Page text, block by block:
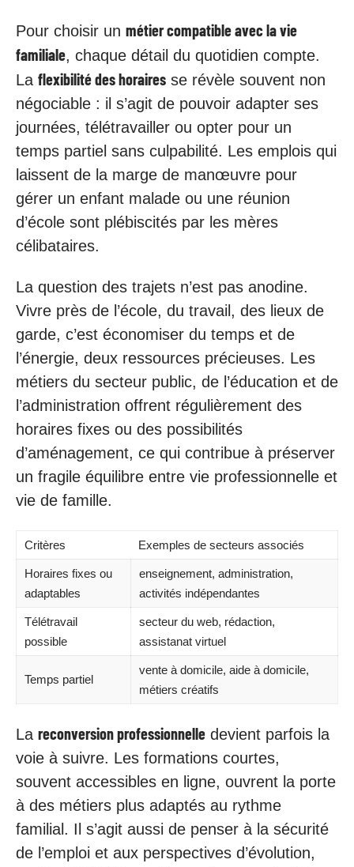
Pour choisir un métier compatible avec la vie
familiale, chaque détail du quotidien compte.
La flexibilité des horaires se révèle souvent non
négociable : il s’agit de pouvoir adapter ses
journées, télétravailler ou opter pour un
temps partiel sans culpabilité. Les emplois qui
laissent de la marge de manœuvre pour
gérer un enfant malade ou une réunion
d’école sont plébiscités par les mères
célibataires.
La question des trajets n’est pas anodine.
Vivre près de l’école, du travail, des lieux de
garde, c’est économiser du temps et de
l’énergie, deux ressources précieuses. Les
métiers du secteur public, de l’éducation et de
l’administration offrent régulièrement des
horaires fixes ou des possibilités
d’aménagement, ce qui contribue à préserver
un fragile équilibre entre vie professionnelle et
vie de famille.
Critères Exemples de secteurs associés
Horaires fixes ou
adaptables
enseignement, administration,
activités indépendantes
Télétravail
possible
secteur du web, rédaction,
assistanat virtuel
Temps partiel
vente à domicile, aide à domicile,
métiers créatifs
La reconversion professionnelle devient parfois la
voie à suivre. Les formations courtes,
souvent accessibles en ligne, ouvrent la porte
à des métiers plus adaptés au rythme
familial. Il s’agit aussi de penser à la sécurité
de l’emploi et aux perspectives d’évolution,